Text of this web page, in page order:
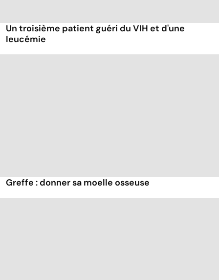
Un troisième patient guéri du VIH et d'une
leucémie
Greffe : donner sa moelle osseuse